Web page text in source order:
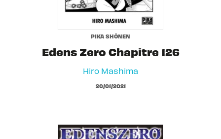
PIKA SHÔNEN
Edens Zero Chapitre 126
Hiro Mashima
20/01/2021